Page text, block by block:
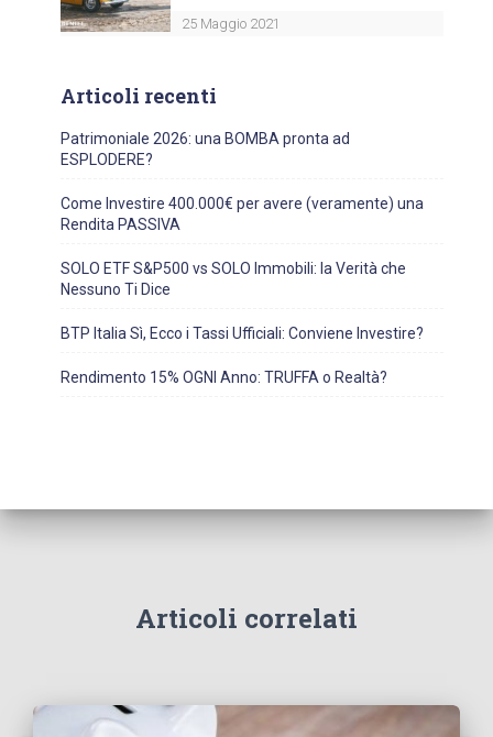
25 Maggio 2021
Articoli recenti
Patrimoniale 2026: una BOMBA pronta ad
ESPLODERE?
Come Investire 400.000€ per avere (veramente) una
Rendita PASSIVA
SOLO ETF S&P500 vs SOLO Immobili: la Verità che
Nessuno Ti Dice
BTP Italia Sì, Ecco i Tassi Ufficiali: Conviene Investire?
Rendimento 15% OGNI Anno: TRUFFA o Realtà?
Articoli correlati